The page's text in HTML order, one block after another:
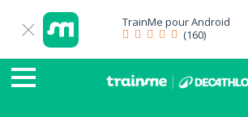
TrainMe pourAndroid
(160)